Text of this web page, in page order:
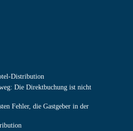
Distribution
Die Direktbuchung ist nicht
Fehler, die Gastgeber in der